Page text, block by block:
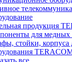
продукция
для
стойки, корпуса
все